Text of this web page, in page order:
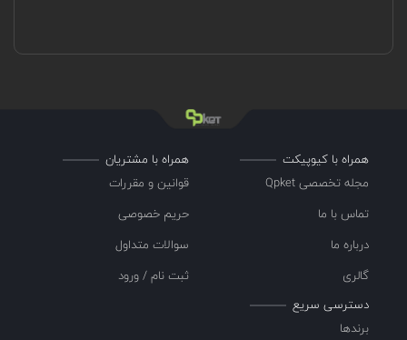
همراه با کیوپیکت
مجله تخصصی Qpket
تماس با ما
درباره ما
گالری
همراه با مشتریان
قوانین و مقررات
حریم خصوصی
سوالات متداول
ثبت نام / ورود
دسترسی سریع
برندها